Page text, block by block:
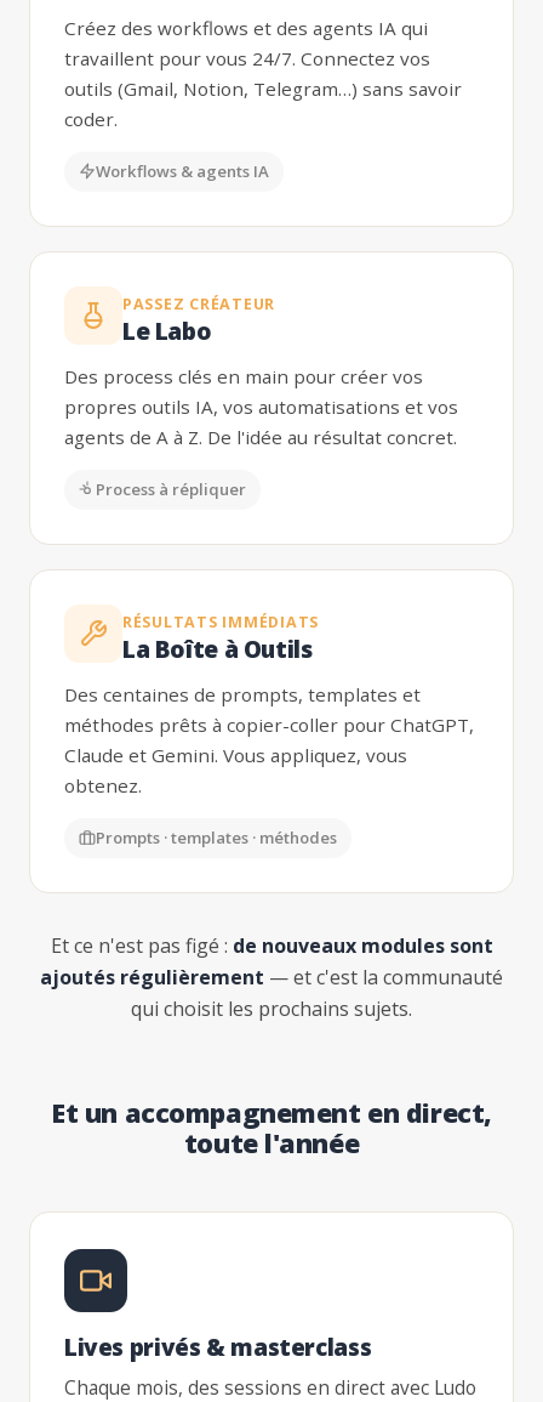
Créez des workflows et des agents IA qui
travaillent pour vous 24/7. Connectez vos
outils (Gmail, Notion, Telegram…) sans savoir
coder.
Workflows & agents IA
PASSEZ CRÉATEUR
Le Labo
Des process clés en main pour créer vos
propres outils IA, vos automatisations et vos
agents de A à Z. De l'idée au résultat concret.
Process à répliquer
RÉSULTATS IMMÉDIATS
La Boîte à Outils
Des centaines de prompts, templates et
méthodes prêts à copier-coller pour ChatGPT,
Claude et Gemini. Vous appliquez, vous
obtenez.
Prompts · templates · méthodes
Et ce n'est pas figé : de nouveaux modules sont
ajoutés régulièrement — et c'est la communauté
qui choisit les prochains sujets.
Et un accompagnement en direct,
toute l'année
Lives privés & masterclass
Chaque mois, des sessions en direct avec Ludo